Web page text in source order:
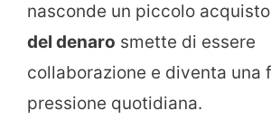
nasconde un piccolo
del denaro smette di essere
collaborazione e diventa una
pressione quotidiana.